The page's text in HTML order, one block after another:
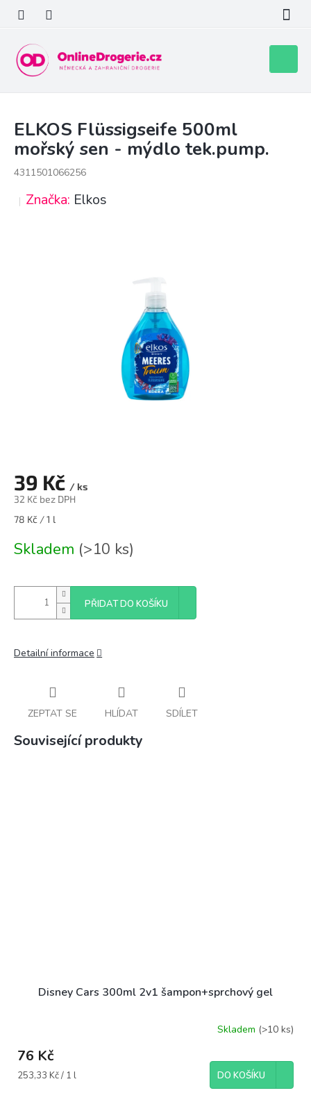
obsah
košík
ELKOS Flüssigseife 500ml
mořský sen - mýdlo tek.pump.
4311501066256
Značka: Elkos
39 Kč / ks
32 Kč bez DPH
Měrná
78 Kč / 1 l
Skladem (>10 ks)
PŘIDAT DO KOŠÍKU
Detailní informace
ZEPTAT SE HLÍDAT SDÍLET
Související produkty
Disney Cars 300ml 2v1 šampon+sprchový gel
Skladem (>10 ks)
76 Kč
Měrná
253,33 Kč / 1 l DO KOŠÍKU